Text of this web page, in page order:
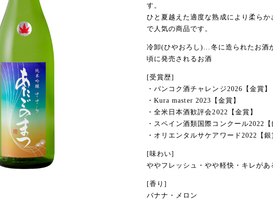
す。
ひと夏越えた適度な熟成により柔ら
で人気の商品です。
冷卸(ひやおろし)…冬に造られたお酒
頃に発売されるお酒
[受賞歴]
・バンコク酒チャレンジ2026【金賞】
・Kura master 2023【金賞】
・全米日本酒歓評会2022【金賞】
・スペイン酒類国際コンクール2022【
・オリエンタルサケアワード2022【銀
[味わい]
ややフレッシュ・やや軽快・キレがあ
[香り]
バナナ・メロン